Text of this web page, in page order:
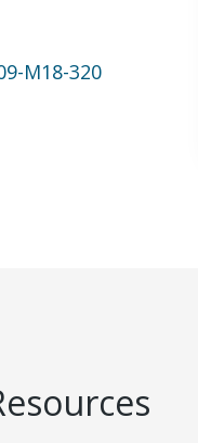
M18-320